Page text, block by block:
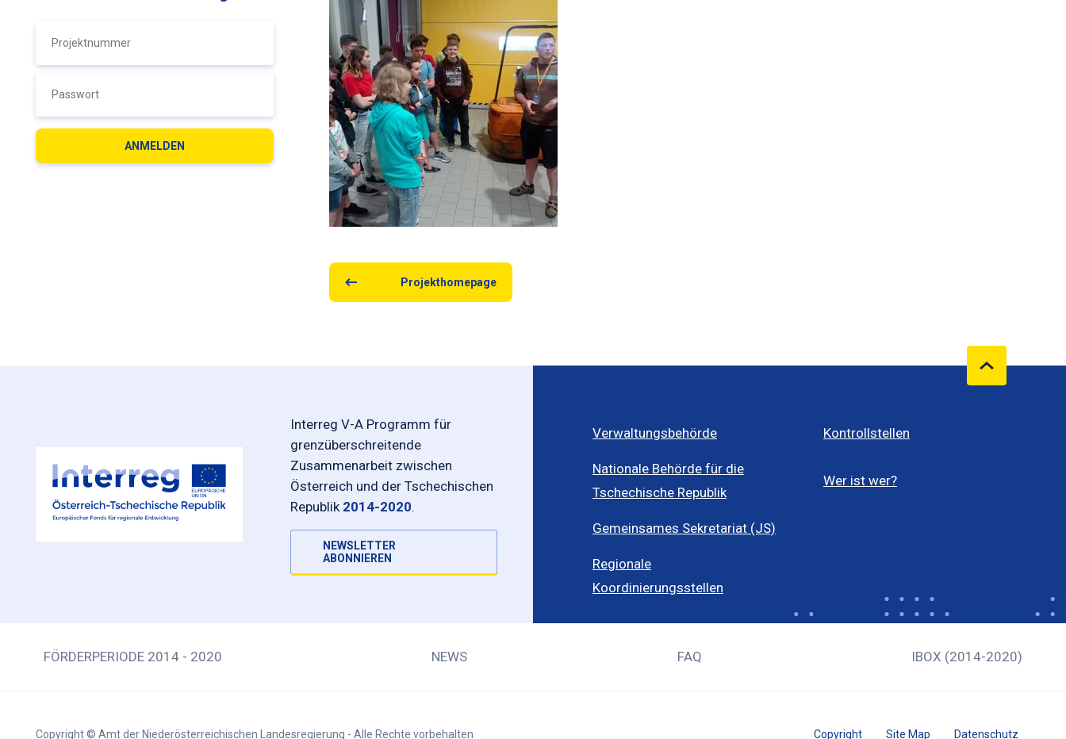
Projekthomepage
Interreg V-A Programm für
grenzüberschreitende
Zusammenarbeit zwischen
Österreich und der Tschechischen
Republik 2014-2020.
NEWSLETTER
ABONNIEREN
Verwaltungsbehörde
Nationale Behörde für die
Tschechische Republik
Gemeinsames Sekretariat (JS)
Regionale
Koordinierungsstellen
Kontrollstellen
Wer ist wer?
FÖRDERPERIODE 2014 - 2020 NEWS FAQ IBOX (2014-2020)
Copyright © Amt der Niederösterreichischen Landesregierung - Alle Rechte vorbehalten Copyright Site Map Datenschutz